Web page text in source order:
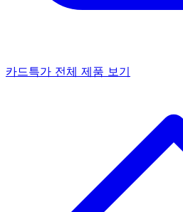
카드특가 전체 제품 보기